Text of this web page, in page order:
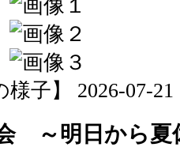
様子】 2026-07-
～明日から夏